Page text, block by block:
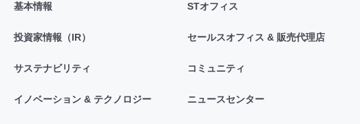
基本情報
投資家情報（IR）
サステナビリティ
イノベーション & テクノロジー
STオフィス
セールスオフィス & 販売代理店
コミュニティ
ニュースセンター